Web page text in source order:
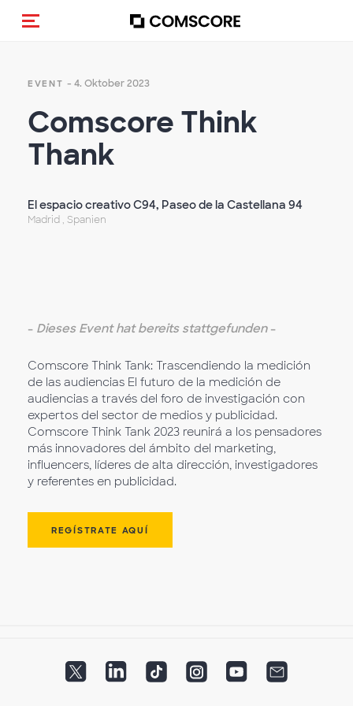
Navigation (de-)aktivieren
EVENT - 4. Oktober 2023
Comscore Think
Thank
El espacio creativo C94, Paseo de la Castellana 94
Madrid , Spanien
- Dieses Event hat bereits stattgefunden-
Comscore Think Tank: Trascendiendo la medición
de las audiencias El futuro de la medición de
audiencias a través del foro de investigación con
expertos del sector de medios y publicidad.
Comscore Think Tank 2023 reunirá a los pensadores
más innovadores del ámbito del marketing,
influencers, líderes de alta dirección, investigadores
y referentes en publicidad.
REGÍSTRATE AQUÍ